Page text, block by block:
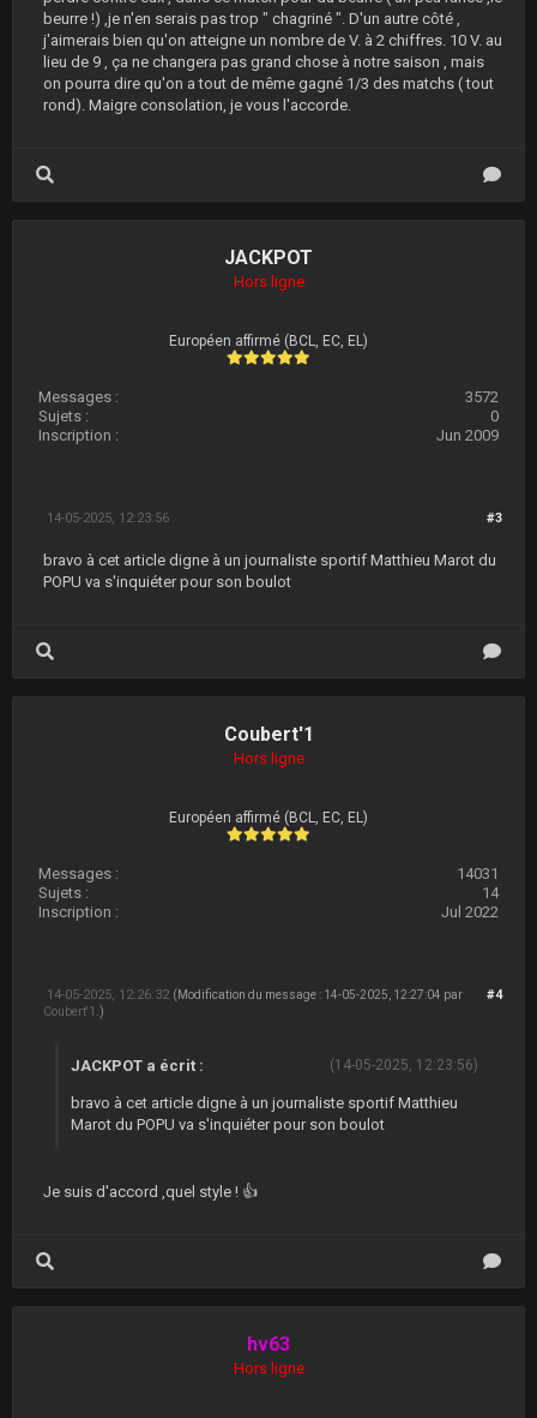
beurre !) ,je n'en serais pas trop " chagriné ". D'un autre côté ,
j'aimerais bien qu'on atteigne un nombre de V. à 2 chiffres. 10 V. au
lieu de 9 , ça ne changera pas grand chose à notre saison , mais
on pourra dire qu'on a tout de même gagné 1/3 des matchs ( tout
rond). Maigre consolation, je vous l'accorde.
JACKPOT
Hors ligne
Européen affirmé (BCL, EC, EL)
Messages :
3572
Sujets :
0
Inscription :
Jun 2009
#3
14-05-2025, 12:23:56
bravo à cet article digne à un journaliste sportif Matthieu Marot du
POPU va s'inquiéter pour son boulot
Coubert'1
Hors ligne
Européen affirmé (BCL, EC, EL)
Messages :
14031
Sujets :
14
Inscription :
Jul 2022
#4
14-05-2025, 12:26:32 (Modification du message : 14-05-2025, 12:27:04 par
Coubert'1
.)
(14-05-2025, 12:23:56)
JACKPOT a écrit :
bravo à cet article digne à un journaliste sportif Matthieu
Marot du POPU va s'inquiéter pour son boulot
Je suis d'accord ,quel style ! 👍
hv63
Hors ligne